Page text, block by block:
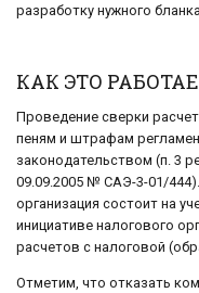
разработку нужного
КАК ЭТО
Проведение сверки
пеням и штрафам
законодательством (п. 3
09.09.2005 № САЭ-3-01/
организация состоит на
инициативе налогового
расчетов с налоговой
Отметим, что отказать